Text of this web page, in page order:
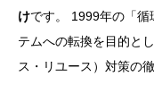
けです。 1999年の「循
テムへの転換を目的と
ス・リユース）対策の